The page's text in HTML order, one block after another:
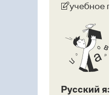
учебное
Русский